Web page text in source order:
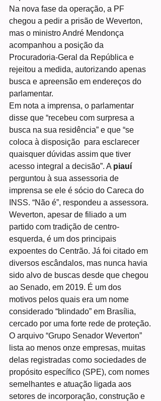
Na nova fase da operação, a PF
chegou a pedir a prisão de Weverton,
mas o ministro André Mendonça
acompanhou a posição da
Procuradoria-Geral da República e
rejeitou a medida, autorizando apenas
busca e apreensão em endereços do
parlamentar.
Em nota a imprensa, o parlamentar
disse que “recebeu com surpresa a
busca na sua residência” e que “se
coloca à disposição  para esclarecer
quaisquer dúvidas assim que tiver
acesso integral a decisão”. A piauí
perguntou à sua assessoria de
imprensa se ele é sócio do Careca do
INSS. “Não é”, respondeu a assessora.
Weverton, apesar de filiado a um
partido com tradição de centro-
esquerda, é um dos principais
expoentes do Centrão. Já foi citado em
diversos escândalos, mas nunca havia
sido alvo de buscas desde que chegou
ao Senado, em 2019. É um dos
motivos pelos quais era um nome
considerado “blindado” em Brasília,
cercado por uma forte rede de proteção.
O arquivo “Grupo Senador Weverton”
lista ao menos onze empresas, muitas
delas registradas como sociedades de
propósito específico (SPE), com nomes
semelhantes e atuação ligada aos
setores de incorporação, construção e